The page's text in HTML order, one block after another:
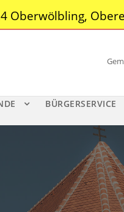
Oberwölbling,
BÜRGERSERVICE